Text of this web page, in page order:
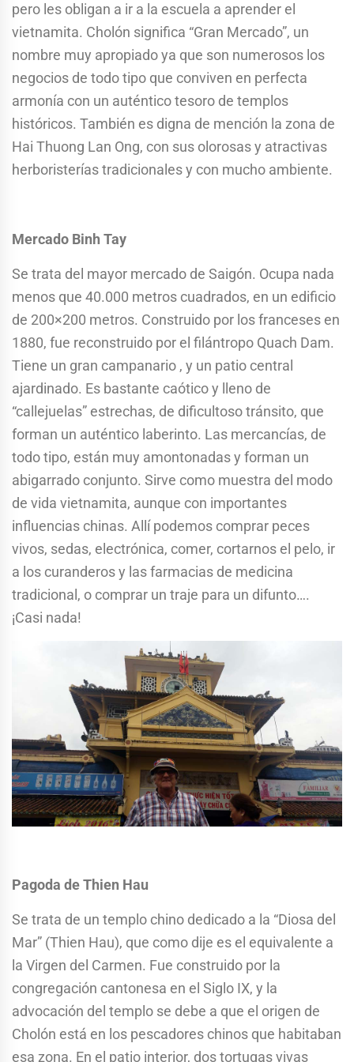
pero les obligan a ir a la escuela a aprender el
vietnamita. Cholón significa “Gran Mercado”, un
nombre muy apropiado ya que son numerosos los
negocios de todo tipo que conviven en perfecta
armonía con un auténtico tesoro de templos
históricos. También es digna de mención la zona de
Hai Thuong Lan Ong, con sus olorosas y atractivas
herboristerías tradicionales y con mucho ambiente.
Mercado Binh Tay
Se trata del mayor mercado de Saigón. Ocupa nada
menos que 40.000 metros cuadrados, en un edificio
de 200×200 metros. Construido por los franceses en
1880, fue reconstruido por el filántropo Quach Dam.
Tiene un gran campanario , y un patio central
ajardinado. Es bastante caótico y lleno de
“callejuelas” estrechas, de dificultoso tránsito, que
forman un auténtico laberinto. Las mercancías, de
todo tipo, están muy amontonadas y forman un
abigarrado conjunto. Sirve como muestra del modo
de vida vietnamita, aunque con importantes
influencias chinas. Allí podemos comprar peces
vivos, sedas, electrónica, comer, cortarnos el pelo, ir
a los curanderos y las farmacias de medicina
tradicional, o comprar un traje para un difunto….
¡Casi nada!
Pagoda de Thien Hau
Se trata de un templo chino dedicado a la “Diosa del
Mar” (Thien Hau), que como dije es el equivalente a
la Virgen del Carmen. Fue construido por la
congregación cantonesa en el Siglo IX, y la
advocación del templo se debe a que el origen de
Cholón está en los pescadores chinos que habitaban
esa zona. En el patio interior, dos tortugas vivas